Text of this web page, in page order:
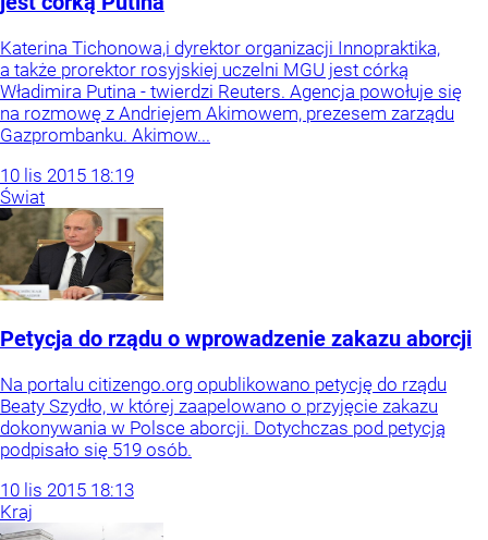
Katerina Tichonowa,i dyrektor organizacji Innopraktika,
a także prorektor rosyjskiej uczelni MGU jest córką
Władimira Putina - twierdzi Reuters. Agencja powołuje się
na rozmowę z Andriejem Akimowem, prezesem zarządu
Gazprombanku. Akimow...
10 lis 2015 18:19
Świat
Petycja do rządu o wprowadzenie zakazu aborcji
Na portalu citizengo.org opublikowano petycję do rządu
Beaty Szydło, w której zaapelowano o przyjęcie zakazu
dokonywania w Polsce aborcji. Dotychczas pod petycją
podpisało się 519 osób.
10 lis 2015 18:13
Kraj